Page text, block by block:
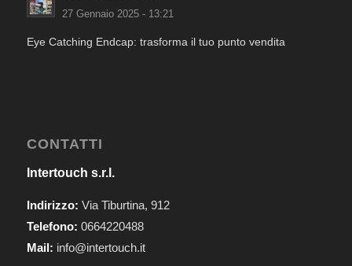
27 Gennaio 2025 - 13:21
Eye Catching Endcap: trasforma il tuo punto vendita
CONTATTI
Intertouch s.r.l.
Indirizzo: Via Tiburtina, 912
Telefono: 0664220488
Mail: info@intertouch.it